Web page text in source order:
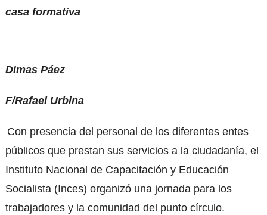
casa formativa
Dimas Páez
F/Rafael Urbina
Con presencia del personal de los diferentes entes
públicos que prestan sus servicios a la ciudadanía, el
Instituto Nacional de Capacitación y Educación
Socialista (Inces) organizó una jornada para los
trabajadores y la comunidad del punto círculo.